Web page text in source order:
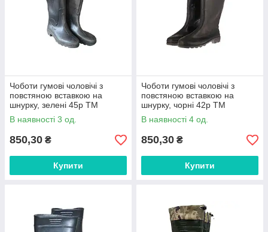
Чоботи гумові чоловічі з
повстяною вставкою на
шнурку, зелені 45р ТМ
VERONA FG
В наявності 3 од.
850,30 ₴
Купити
Чоботи гумові чоловічі з
повстяною вставкою на
шнурку, чорні 42р ТМ
VERONA FG
В наявності 4 од.
850,30 ₴
Купити